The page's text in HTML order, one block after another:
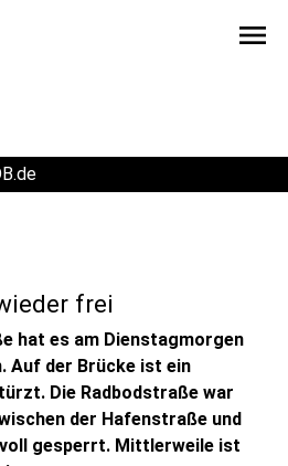
menu
frei
hat es am Dienstagmorgen
Auf der Brücke ist ein
Die Radbodstraße war
der Hafenstraße und
gesperrt. Mittlerweile ist